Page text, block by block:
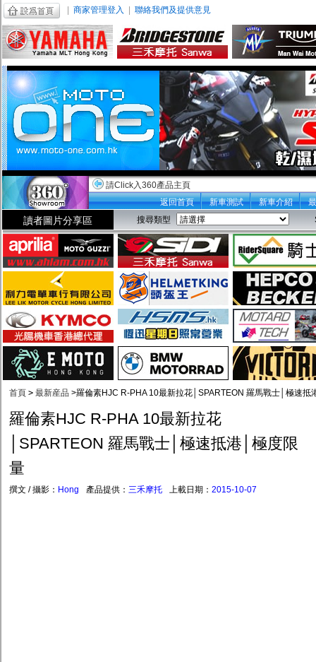
商家管理登入 聯絡我們及提供意見
請Click入360產品主頁
返回首頁
新車測試 新車介紹
讀者圖片分享區 搜尋類型
首頁 > 最新産品 >羅倫素HJC R-PHA 10最新拉花│SPARTEON 羅馬戰士│極速抵
羅倫素HJC R-PHA 10最新拉花
│SPARTEON 羅馬戰士│極速抵港│極度限
量
撰文 / 攝影： Hong 產品提供： 三禾摩托 上載日期： 2015-10-07